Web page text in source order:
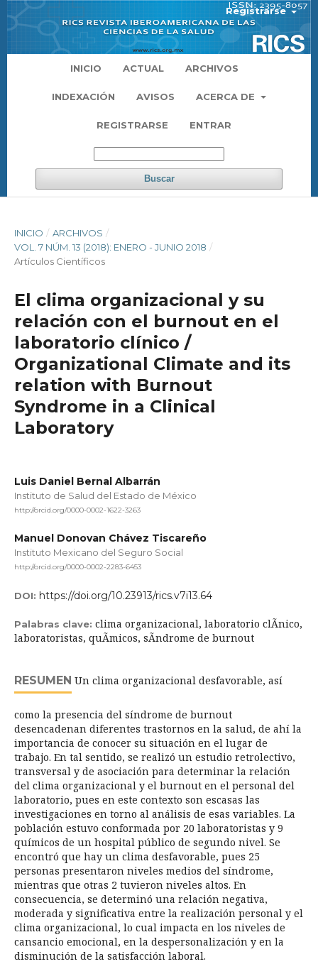
INICIO ACTUAL ARCHIVOS
INDEXACIÓN AVISOS ACERCA DE
REGISTRARSE ENTRAR
Buscar
Registrarse
INICIO / ARCHIVOS /
VOL. 7 NÚM. 13 (2018): ENERO - JUNIO 2018 /
Artículos Científicos
El clima organizacional y su
relación con el burnout en el
laboratorio clínico /
Organizational Climate and its
relation with Burnout
Syndrome in a Clinical
Laboratory
Luis Daniel Bernal Albarrán
Instituto de Salud del Estado de México
http://orcid.org/0000-0002-1622-3263
Manuel Donovan Chávez Tiscareño
Instituto Mexicano del Seguro Social
http://orcid.org/0000-0002-2283-6453
DOI: https://doi.org/10.23913/rics.v7i13.64
Palabras clave: clima organizacional, laboratorio clÃ­nico,
laboratoristas, quÃ­micos, sÃ­ndrome de burnout
RESUMEN Un clima organizacional desfavorable, así
como la presencia del síndrome de burnout
desencadenan diferentes trastornos en la salud, de ahí la
importancia de conocer su situación en el lugar de
trabajo. En tal sentido, se realizó un estudio retrolectivo,
transversal y de asociación para determinar la relación
del clima organizacional y el burnout en el personal del
laboratorio, pues en este contexto son escasas las
investigaciones en torno al análisis de esas variables. La
población estuvo conformada por 20 laboratoristas y 9
químicos de un hospital público de segundo nivel. Se
encontró que hay un clima desfavorable, pues 25
personas presentaron niveles medios del síndrome,
mientras que otras 2 tuvieron niveles altos. En
consecuencia, se determinó una relación negativa,
moderada y significativa entre la realización personal y el
clima organizacional, lo cual impacta en los niveles de
cansancio emocional, en la despersonalización y en la
disminución de la satisfacción laboral.